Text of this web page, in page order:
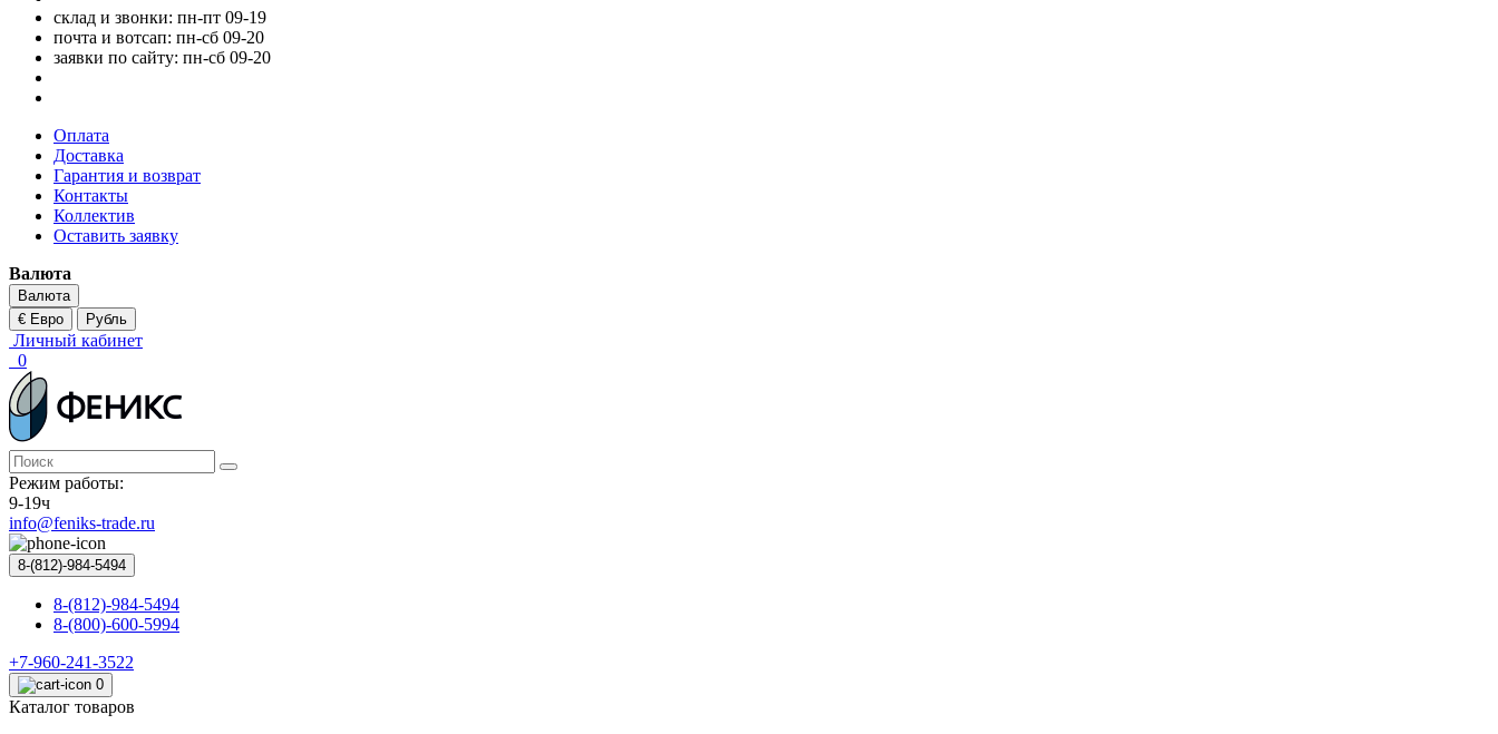
склад и звонки: пн-пт 09-19
почта и вотсап: пн-сб 09-20
заявки по сайту: пн-сб 09-20
Оплата
Доставка
Гарантия и возврат
Контакты
Коллектив
Оставить заявку
Валюта
Валюта
€ Евро
Рубль
Личный кабинет
0
Режим работы:
9-19ч
info@feniks-trade.ru
8-(812)-984-5494
8-(812)-984-5494
8-(800)-600-5994
+7-960-241-3522
0
Каталог товаров